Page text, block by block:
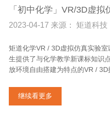
「初中化学」VR/3D虚拟
2023-04-17 来源： 矩道科技
矩道化学VR / 3D虚拟仿真实验
生提供了与化学教学新课标知识
放环境自由搭建为特点的VR /
继续看更多